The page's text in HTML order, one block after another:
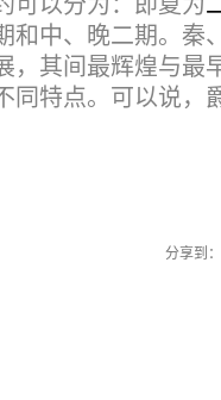
和中、晚二期。秦
，其间最辉煌与最
同特点。可以说，
分享到：